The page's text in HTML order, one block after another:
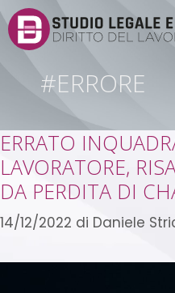
#ERRORE
ERRATO
LAVORATORE,
DA PERDITA DI
14/12/2022 di Daniele